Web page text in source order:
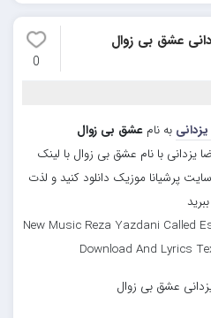
عشق بی زوال
0
به نام عشق بی زوال
یزدانی با نام عشق بی زوال با لینک
پرشیانا موزیک دانلود کنید و لذت
ببرید
New Music Reza Yazdani Called
Download And Lyrics